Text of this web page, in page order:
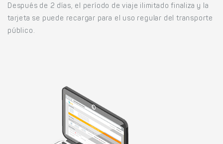
Después de 2 días, el período de viaje ilimitado finaliza y la
tarjeta se puede recargar para el uso regular del transporte
público.